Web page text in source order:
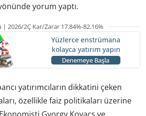
yorum yaptı.
2026/2Ç Kar/Zarar 17.84%-82.16%
Yüzlerce enstrümana
kolayca yatırım yapın
Denemeye Başla
yatırımcıların dikkatini çeken
özellikle faiz politikaları üzerine